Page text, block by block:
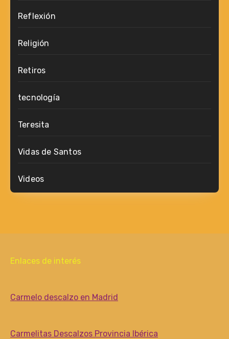
Reflexión
Religión
Retiros
tecnología
Teresita
Vidas de Santos
Videos
Enlaces de interés
Carmelo descalzo en Madrid
Carmelitas Descalzos Provincia Ibérica